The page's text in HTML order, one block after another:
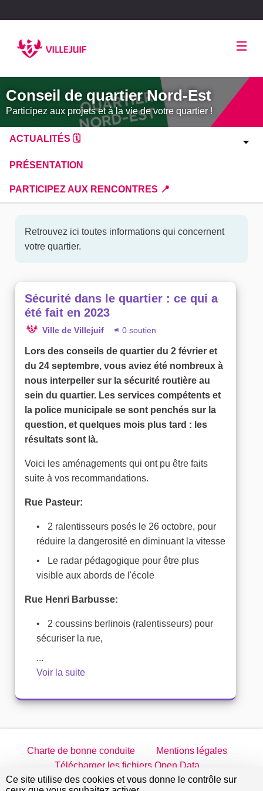
Conseil de quartier Nord-Est
Participez aux projets et à la vie de votre quartier !
ACTUALITÉS 🗓
PRÉSENTATION
PARTICIPEZ AUX RENCONTRES 📍
Retrouvez ici toutes informations qui concernent
votre quartier.
Sécurité dans le quartier : ce qui a
été fait en 2023
Ville de Villejuif 0 soutien
Lors des conseils de quartier du 2 février et
du 24 septembre, vous aviez été nombreux à
nous interpeller sur la sécurité routière au
sein du quartier. Les services compétents et
la police municipale se sont penchés sur la
question, et quelques mois plus tard : les
résultats sont là.
Voici les aménagements qui ont pu être faits
suite à vos recommandations.
Rue Pasteur:
2 ralentisseurs posés le 26 octobre, pour
réduire la dangerosité en diminuant la vitesse
Le radar pédagogique pour être plus
visible aux abords de l'école
Rue Henri Barbusse:
2 coussins berlinois (ralentisseurs) pour
sécuriser la rue,
...
Voir la suite
Charte de bonne conduite
Mentions légales
Télécharger les fichiers Open Data
jeparticipe.villejuif.fr sur Twitter
jeparticipe.villejuif.fr sur Facebook
jeparticipe.villejuif.fr sur
jeparticipe.villejuif.fr sur
Ce site utilise des cookies et vous donne le contrôle sur